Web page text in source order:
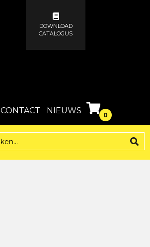
DOWNLOAD
CATALOGUS
CONTACT NIEUWS 0